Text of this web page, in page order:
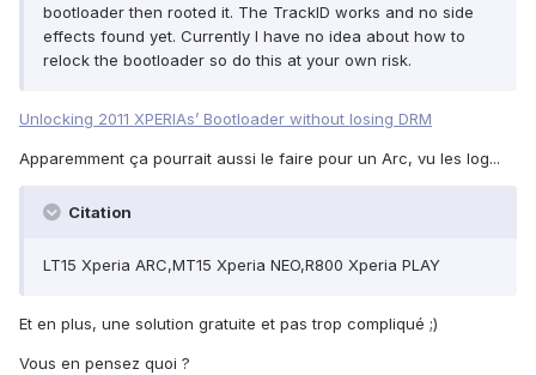
bootloader then rooted it. The TrackID works and no side
effects found yet. Currently I have no idea about how to
relock the bootloader so do this at your own risk.
Unlocking 2011 XPERIAs’ Bootloader without losing DRM
Apparemment ça pourrait aussi le faire pour un Arc, vu les log...
Citation
LT15 Xperia ARC,MT15 Xperia NEO,R800 Xperia PLAY
Et en plus, une solution gratuite et pas trop compliqué ;)
Vous en pensez quoi ?